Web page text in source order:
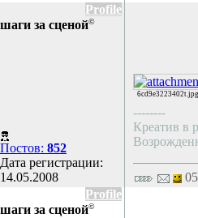
Profile
шаги за сценой©
Постов: 852
Дата регистрации:
14.05.2008
6cd9e3223402t.jpg
--------
Креатив в
Profile
шаги за сценой©